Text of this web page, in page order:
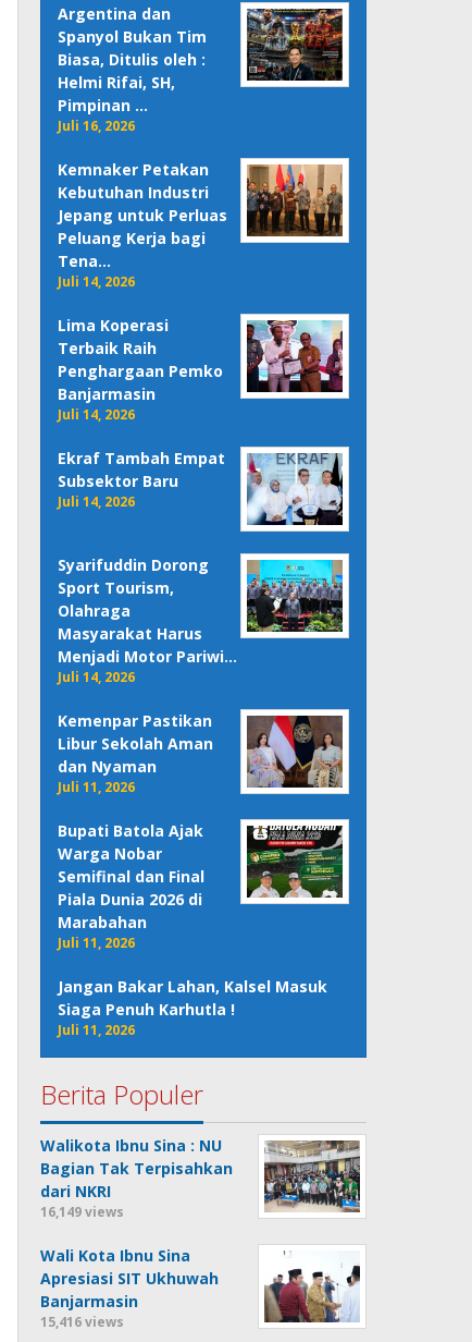
Argentina dan
Spanyol Bukan Tim
Biasa, Ditulis oleh :
Helmi Rifai, SH,
Pimpinan …
Juli 16, 2026
Kemnaker Petakan
Kebutuhan Industri
Jepang untuk Perluas
Peluang Kerja bagi
Tena…
Juli 14, 2026
Lima Koperasi
Terbaik Raih
Penghargaan Pemko
Banjarmasin
Juli 14, 2026
Ekraf Tambah Empat
Subsektor Baru
Juli 14, 2026
Syarifuddin Dorong
Sport Tourism,
Olahraga
Masyarakat Harus
Menjadi Motor Pariwi…
Juli 14, 2026
Kemenpar Pastikan
Libur Sekolah Aman
dan Nyaman
Juli 11, 2026
Bupati Batola Ajak
Warga Nobar
Semifinal dan Final
Piala Dunia 2026 di
Marabahan
Juli 11, 2026
Jangan Bakar Lahan, Kalsel Masuk
Siaga Penuh Karhutla !
Juli 11, 2026
Berita Populer
Walikota Ibnu Sina : NU
Bagian Tak Terpisahkan
dari NKRI
16,149 views
Wali Kota Ibnu Sina
Apresiasi SIT Ukhuwah
Banjarmasin
15,416 views